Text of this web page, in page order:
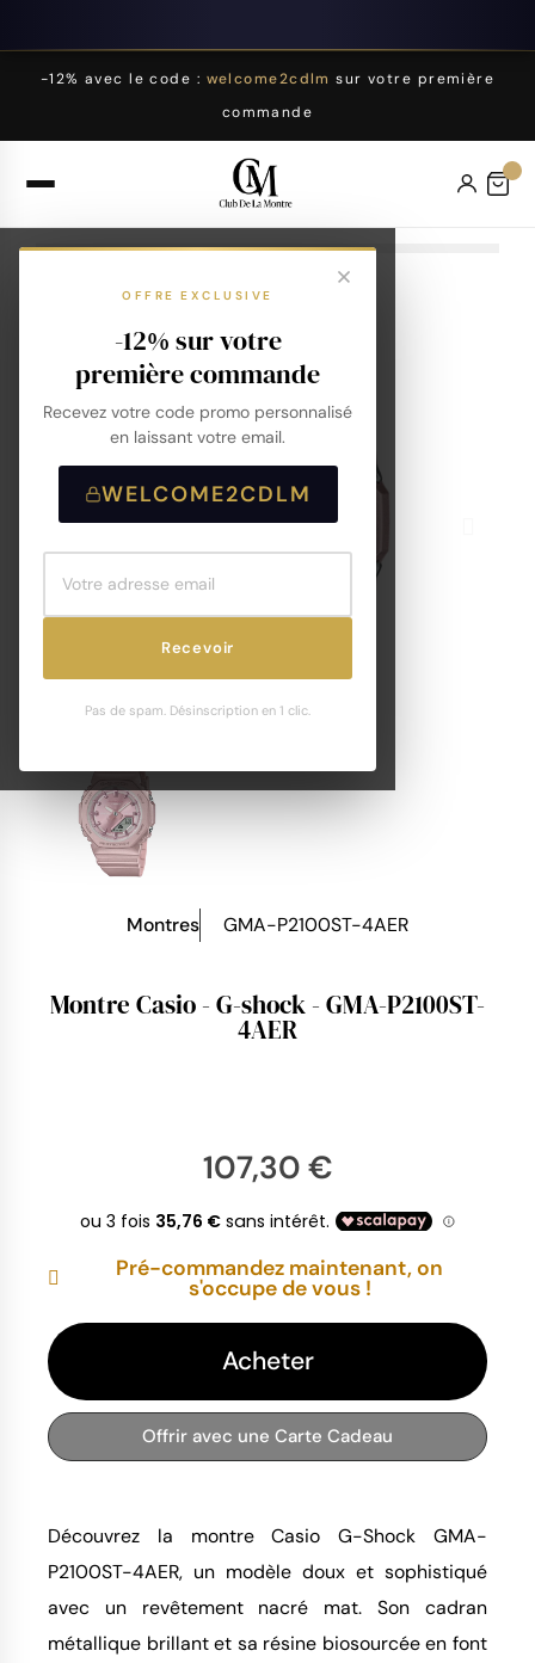
-12% avec le code : welcome2cdlm sur votre première
commande
OFFRE EXCLUSIVE
-12% sur votre
première commande
Recevez votre code promo personnalisé
en laissant votre email.
WELCOME2CDLM
Recevoir
Pas de spam. Désinscription en 1 clic.
Montres GMA-P2100ST-4AER
Montre Casio - G-shock - GMA-P2100ST-
4AER
107,30 €
Pré-commandez maintenant, on
s'occupe de vous !
Acheter
Offrir avec une Carte Cadeau
Découvrez la montre Casio G-Shock GMA-
P2100ST-4AER, un modèle doux et sophistiqué
avec un revêtement nacré mat. Son cadran
métallique brillant et sa résine biosourcée en font